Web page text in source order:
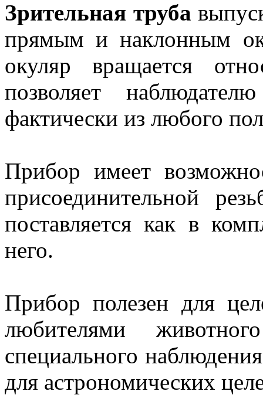
Зрительная труба
прямым и наклонным
окуляр вращается
позволяет
фактически из любого
Прибор имеет
присоединительной
поставляется как в
него.
Прибор полезен для
любителями
специального
для астрономических